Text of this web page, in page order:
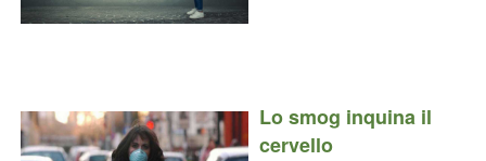
Lo smog inquina il
cervello